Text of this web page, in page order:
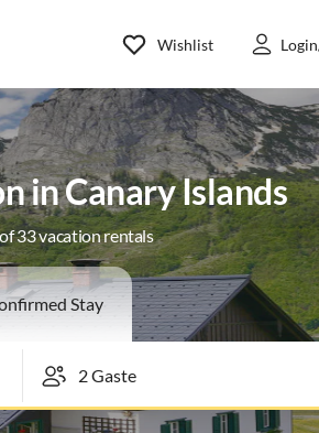
Wishlist
in Canary Islands
33 vacation rentals
Stay